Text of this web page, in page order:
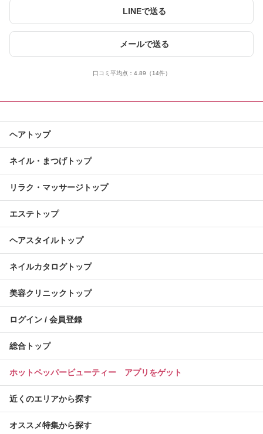
LINEで送る
メールで送る
口コミ平均点： 4.89 （14件）
ヘアトップ
ネイル・まつげトップ
リラク・マッサージトップ
エステトップ
ヘアスタイルトップ
ネイルカタログトップ
美容クリニックトップ
ログイン / 会員登録
総合トップ
ホットペッパービューティー アプリをゲット
近くのエリアから探す
オススメ特集から探す